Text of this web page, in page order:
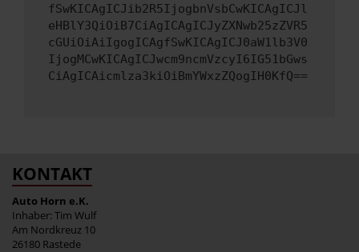
fSwKICAgICJib2R5IjogbnVsbCwKICAgICJl
eHBlY3QiOiB7CiAgICAgICJyZXNwb25zZVR5
cGUiOiAiIgogICAgfSwKICAgICJ0aW1lb3V0
IjogMCwKICAgICJwcm9ncmVzcyI6IG51bGws
CiAgICAicmlza3kiOiBmYWxzZQogIH0KfQ==
KONTAKT
Auto Horn e.K.
Inhaber: Tim Wulf
Am Nordkreuz 10
26180 Rastede